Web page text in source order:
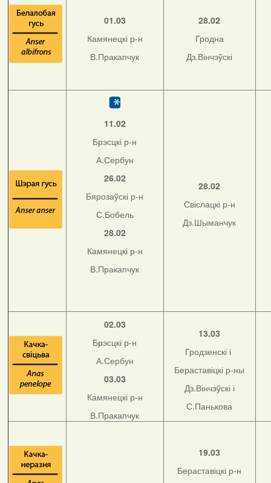
01.03
Камянецкі р-н
В.Пракапчук
28.02
Гродна
Дз.Вінчэўскі
11.02
Брэсцкі р-н
А.Сербун
26.02
Бярозаўскі р-н
С.Бобель
28.02
Камянецкі р-н
В.Пракапчук
28.02
Свіслацкі р-н
Дз.Шыманчук
02.03
Брэсцкі р-н
А.Сербун
03.03
Камянецкі р-н
В.Пракапчук
13.03
Гродзенскі і
Бераставіцкі р-ны
Дз.Вінчэўскі і
С.Панькова
19.03
Бераставіцкі р-н